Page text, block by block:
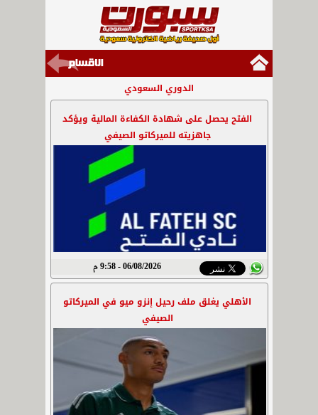
الدوري السعودي
الفتح يحصل على شهادة الكفاءة المالية ويؤكد
جاهزيته للميركاتو الصيفي
06/08/2026 - 9:58 م
الأهلي يغلق ملف رحيل إنزو ميو في الميركاتو
الصيفي